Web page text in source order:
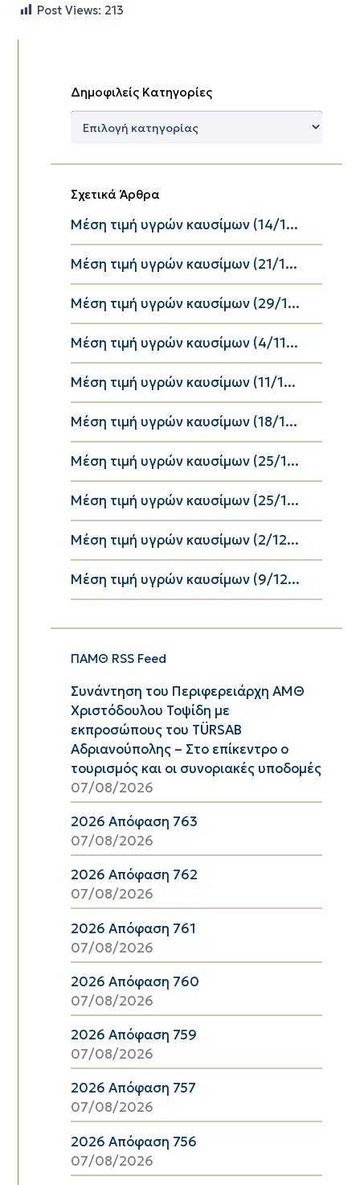
Post Views: 213
Δημοφιλείς Κατηγορίες
Δημοφιλείς
Σχετικά Άρθρα
Μέση τιμή υγρών καυσίμων (14/1...
Μέση τιμή υγρών καυσίμων (21/1...
Μέση τιμή υγρών καυσίμων (29/1...
Μέση τιμή υγρών καυσίμων (4/11...
Μέση τιμή υγρών καυσίμων (11/1...
Μέση τιμή υγρών καυσίμων (18/1...
Μέση τιμή υγρών καυσίμων (25/1...
Μέση τιμή υγρών καυσίμων (25/1...
Μέση τιμή υγρών καυσίμων (2/12...
Μέση τιμή υγρών καυσίμων (9/12...
ΠΑΜΘ RSS Feed
Συνάντηση του Περιφερειάρχη ΑΜΘ
Χριστόδουλου Τοψίδη με
εκπροσώπους του TÜRSAB
Αδριανούπολης – Στο επίκεντρο ο
τουρισμός και οι συνοριακές υποδομές
07/08/2026
2026 Απόφαση 763
07/08/2026
2026 Απόφαση 762
07/08/2026
2026 Απόφαση 761
07/08/2026
2026 Απόφαση 760
07/08/2026
2026 Απόφαση 759
07/08/2026
2026 Απόφαση 757
07/08/2026
2026 Απόφαση 756
07/08/2026